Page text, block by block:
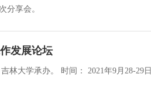
分享会。
发展论坛